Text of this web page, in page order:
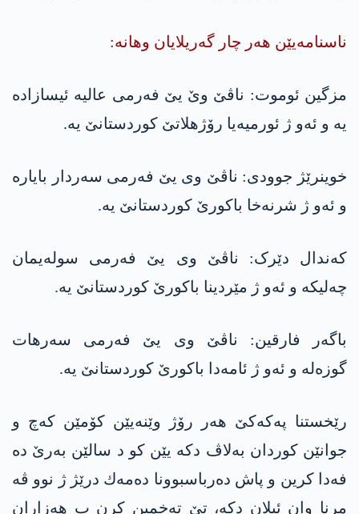
ناسنامەیێن هەر چار گەریلایان وهانە:
مزگین ئوموت: ناڤێ وێ یێ فەرمی عالیە ئیسازادە
یە و ئەو ژ ئورمیەیا رۆژهلاتێ کوردستانێ یە.
خوینرێژ جوودی: ناڤێ وی یێ فەرمی سەردار بایارە
و ئەو ژ شرنەخا باکورێ کوردستانێ یە.
کەندال دێرک: ناڤێ وی یێ فەرمی سولەیمان
چەلیکە و ئەو ژ مێردینا باکورێ کوردستانێ یە.
باگەر فارقین: ناڤێ وی یێ فەرمی سەرهات
گوزەلە و ئەو ژ ئامەدا باکورێ کوردستانێ یە.
رێخستنا په‌كه‌كێ هه‌ر رۆژ وێنه‌یێن كۆمێن كه‌چ و
جوانێن كوردان به‌لاڤ دكه‌ یێن كو د سالێن به‌رێ ده‌
فه‌دا كرین و پاش ده‌رباسبوونا ده‌مه‌ك درێژ ژ نوو ڤه‌
مرنا وان ئیلان دكه‌، تێ ته‌خمین كرن ب هه‌زاران